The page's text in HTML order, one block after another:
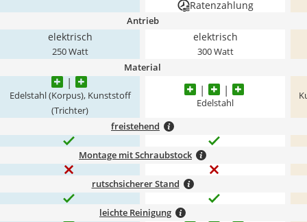
Ratenzahlung
Antrieb
elektrisch
250 Watt
elektrisch
300 Watt
Material
Edelstahl (Korpus), Kunststoff
(Trichter)
Edelstahl
freistehend
Montage mit Schraubstock
rutschsicherer Stand
leichte Reinigung